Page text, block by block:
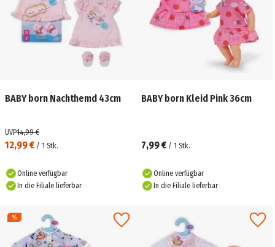
BABY born Nachthemd 43cm
12,99 € / 1 Stk.
UVP14,99 €
Online verfügbar
In die Filiale lieferbar
BABY born Kleid Pink 36cm
7,99 € / 1 Stk.
Online verfügbar
In die Filiale lieferbar